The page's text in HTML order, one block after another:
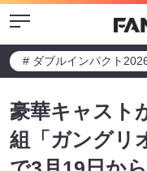
Menu
# ダブルインパクト
豪華キャスト
組「ガングリ